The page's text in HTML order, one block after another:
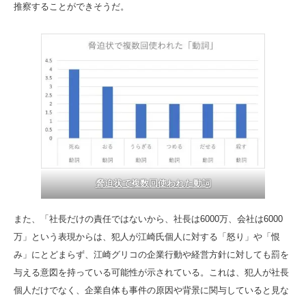
推察することができそうだ。
脅迫状で複数回使われた動詞
また、「社長だけの責任ではないから、社長は6000万、会社は6000
万」という表現からは、犯人が江崎氏個人に対する「怒り」や「恨
み」にとどまらず、江崎グリコの企業行動や経営方針に対しても罰を
与える意図を持っている可能性が示されている。これは、犯人が社長
個人だけでなく、企業自体も事件の原因や背景に関与していると見な